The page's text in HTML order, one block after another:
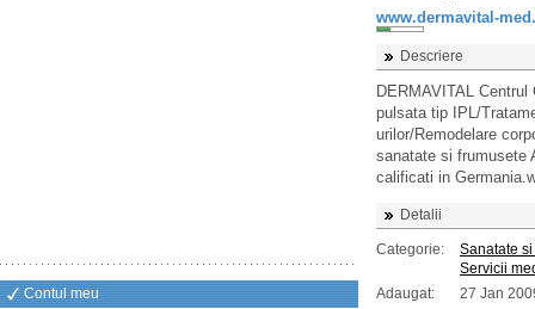
Contul meu
www.dermavital-
Descriere
DERMAVITAL
pulsata tip IPL/
urilor/Remodelare
sanatate si frumusete
calificati in
Detalii
Categorie:
Sanatate
Servicii
Adaugat:
27 Jan